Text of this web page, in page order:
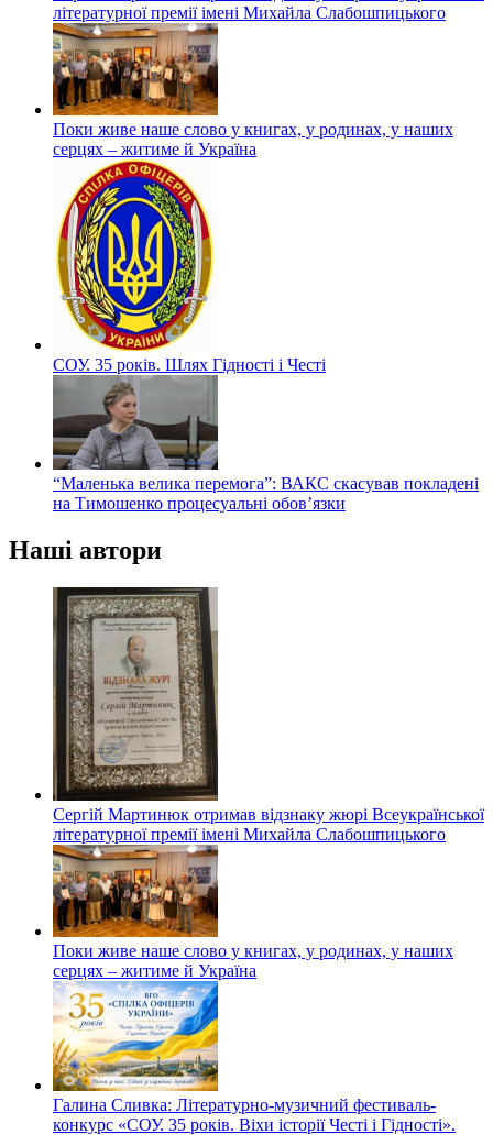
літературної премії імені Михайла Слабошпицького
Поки живе наше слово у книгах, у родинах, у наших
серцях – житиме й Україна
СОУ. 35 років. Шлях Гідності і Честі
“Маленька велика перемога”: ВАКС скасував покладені
на Тимошенко процесуальні обов’язки
Наші автори
Сергій Мартинюк отримав відзнаку жюрі Всеукраїнської
літературної премії імені Михайла Слабошпицького
Поки живе наше слово у книгах, у родинах, у наших
серцях – житиме й Україна
Галина Сливка: Літературно-музичний фестиваль-
конкурс «СОУ. 35 років. Віхи історії Честі і Гідності».